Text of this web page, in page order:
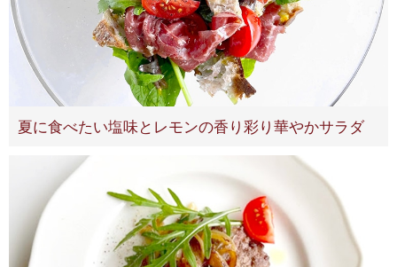
夏に食べたい塩味とレモンの香り彩り華やかサラダ